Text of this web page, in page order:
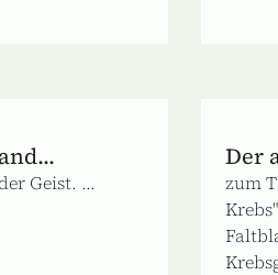
Geist. ...
Der
zum